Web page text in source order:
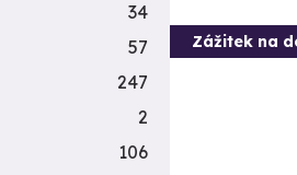
Zážitek na
34
57
247
2
106